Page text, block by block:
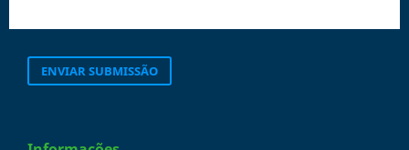
ENVIAR SUBMISSÃO